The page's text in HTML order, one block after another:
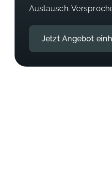
Austausch.
Jetzt Angebot